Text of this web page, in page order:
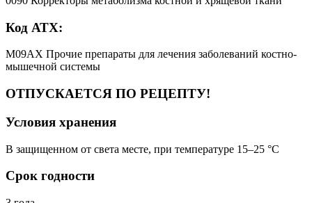
Код АТХ:
M09AX Прочие препараты для лечения заболеваний костно-
мышечной системы
ОТПУСКАЕТСЯ ПО РЕЦЕПТУ!
Условия хранения
В защищенном от света месте, при температуре 15–25 °C
Срок годности